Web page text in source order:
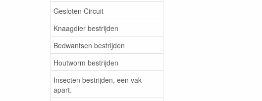
Gesloten Circuit
Knaagdier bestrijden
Bedwantsen bestrijden
Houtworm bestrijden
Insecten bestrijden, een vak
apart.